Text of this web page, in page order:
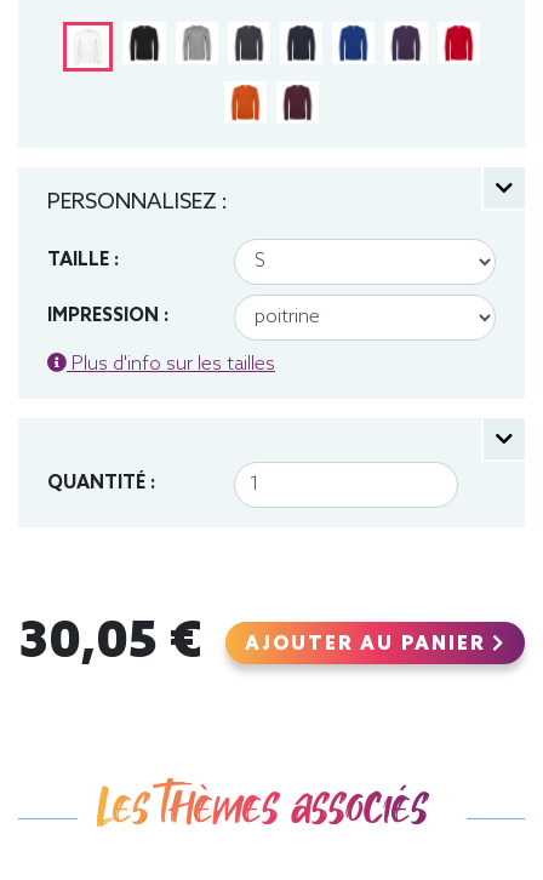
PERSONNALISEZ :
TAILLE :
IMPRESSION :
Plus d'info sur les tailles
QUANTITÉ :
30,05 € AJOUTER AU PANIER
Les thèmes associés